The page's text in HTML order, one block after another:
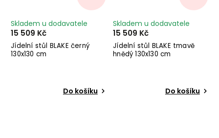
Jídelní stůl BLAKE černý
130x130 cm
Skladem u dodavatele
15 509 Kč
Do košíku
Jídelní stůl BLAKE tmavě
hnědý 130x130 cm
Skladem u dodavatele
15 509 Kč
Do košíku